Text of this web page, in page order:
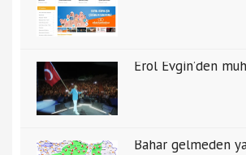
Erol Evgin’den
Bahar gelmeden